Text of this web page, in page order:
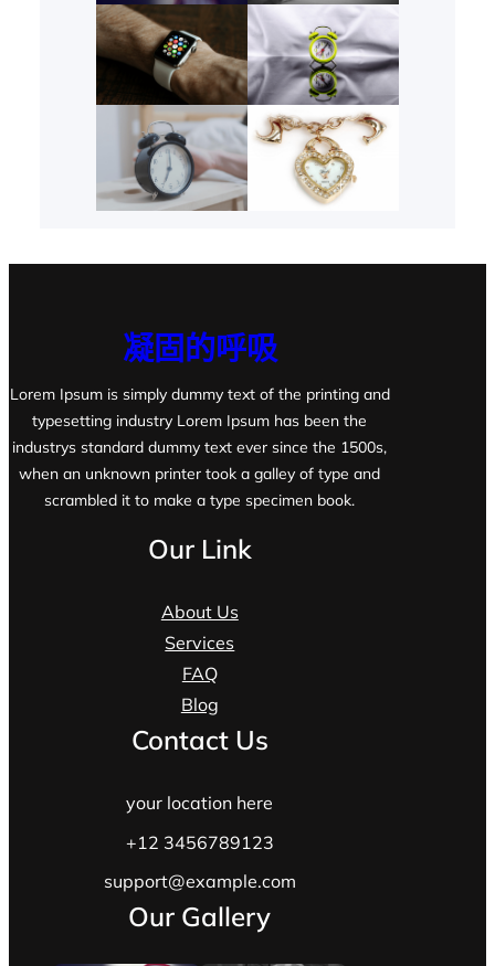
凝固的呼吸
Lorem Ipsum is simply dummy text of the printing and
typesetting industry Lorem Ipsum has been the
industrys standard dummy text ever since the 1500s,
when an unknown printer took a galley of type and
scrambled it to make a type specimen book.
Our Link
About Us
Services
FAQ
Blog
Contact Us
your location here
+12 3456789123
support@example.com
Our Gallery